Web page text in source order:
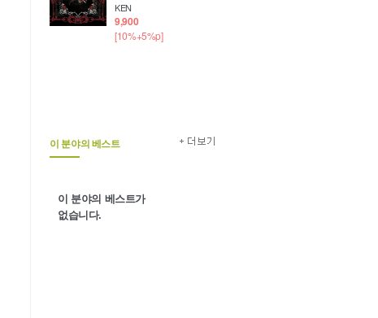
KEN
9,900
[10%+5%p]
이 분야의 베스트
이 분야의 베스트가
없습니다.